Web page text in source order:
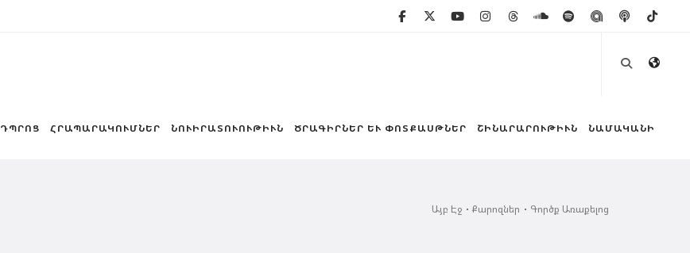
ԴՊՐՈՑ ՀՐԱՊԱՐԱԿՈՒՄՆԵՐ ՆՈՒԻՐԱՏՈՒՈՒԹԻՒՆ ԾՐԱԳԻՐՆԵՐ ԵՒ ՓՈՏՔԱՍԹՆԵՐ ՇԻՆԱՐԱՐՈՒԹԻՒՆ ՆԱՄԱԿԱՆԻ
Այբ Էջ Քարոզներ Գործք Առաքելոց